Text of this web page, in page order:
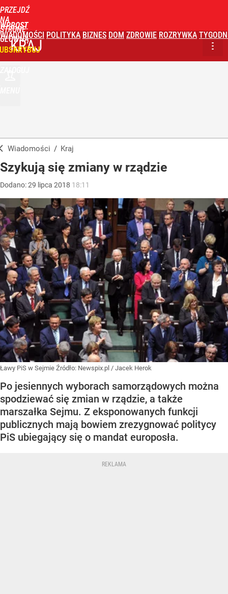
PRZEJDŹ
NA
STRONĘ
GŁÓWNĄ
WPROST
WIADOMOŚCI POLITYKA BIZNES DOM ZDROWIE ROZRYWKA
KRAJ
Wiadomości / Kraj
Szykują się zmiany w rządzie
Dodano:29 lipca 2018 18:11
Ławy PiS w Sejmie Źródło: Newspix.pl / Jacek Herok
Po jesiennych wyborach samorządowych można
spodziewać się zmian w rządzie, a także
marszałka Sejmu. Z eksponowanych funkcji
publicznych mają bowiem zrezygnować politycy
PiS ubiegający się o mandat europosła.